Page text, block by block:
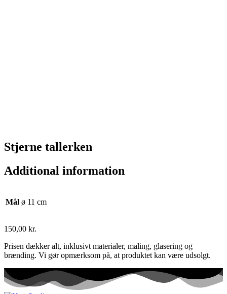
Stjerne tallerken
Additional information
Mål ø 11 cm
150,00 kr.
Prisen dækker alt, inklusivt materialer, maling, glasering og
brænding. Vi gør opmærksom på, at produktet kan være udsolgt.